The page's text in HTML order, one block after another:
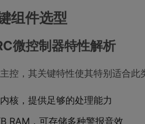
组件选型
微控制器特性解析
控，其关键特性使其特别适合此
核，提供足够的处理能力
RAM，可存储多种警报音效